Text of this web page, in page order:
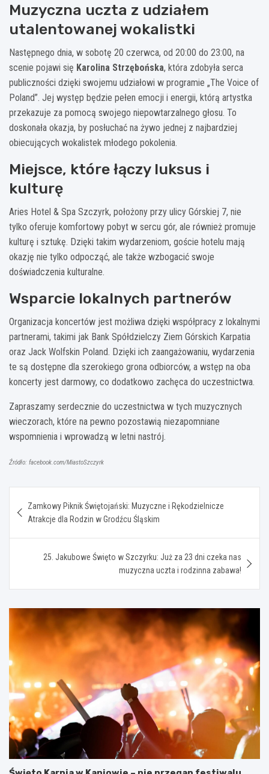
Muzyczna uczta z udziałem
utalentowanej wokalistki
Następnego dnia, w sobotę 20 czerwca, od 20:00 do 23:00, na
scenie pojawi się Karolina Strzębońska, która zdobyła serca
publiczności dzięki swojemu udziałowi w programie „The Voice of
Poland”. Jej występ będzie pełen emocji i energii, którą artystka
przekazuje za pomocą swojego niepowtarzalnego głosu. To
doskonała okazja, by posłuchać na żywo jednej z najbardziej
obiecujących wokalistek młodego pokolenia.
Miejsce, które łączy luksus i
kulturę
Aries Hotel & Spa Szczyrk, położony przy ulicy Górskiej 7, nie
tylko oferuje komfortowy pobyt w sercu gór, ale również promuje
kulturę i sztukę. Dzięki takim wydarzeniom, goście hotelu mają
okazję nie tylko odpocząć, ale także wzbogacić swoje
doświadczenia kulturalne.
Wsparcie lokalnych partnerów
Organizacja koncertów jest możliwa dzięki współpracy z lokalnymi
partnerami, takimi jak Bank Spółdzielczy Ziem Górskich Karpatia
oraz Jack Wolfskin Poland. Dzięki ich zaangażowaniu, wydarzenia
te są dostępne dla szerokiego grona odbiorców, a wstęp na oba
koncerty jest darmowy, co dodatkowo zachęca do uczestnictwa.
Zapraszamy serdecznie do uczestnictwa w tych muzycznych
wieczorach, które na pewno pozostawią niezapomniane
wspomnienia i wprowadzą w letni nastrój.
Źródło: facebook.com/MiastoSzczyrk
wpisu
Zamkowy Piknik Świętojański: Muzyczne i Rękodzielnicze
Atrakcje dla Rodzin w Grodźcu Śląskim
25. Jakubowe Święto w Szczyrku: Już za 23 dni czeka nas
muzyczna uczta i rodzinna zabawa!